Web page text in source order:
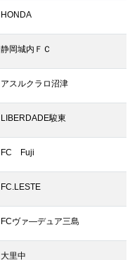
HONDA
静岡城内ＦＣ
アスルクラロ沼津
LIBERDADE駿東
FC Fuji
FC.LESTE
FCヴァ―デュア三島
大里中